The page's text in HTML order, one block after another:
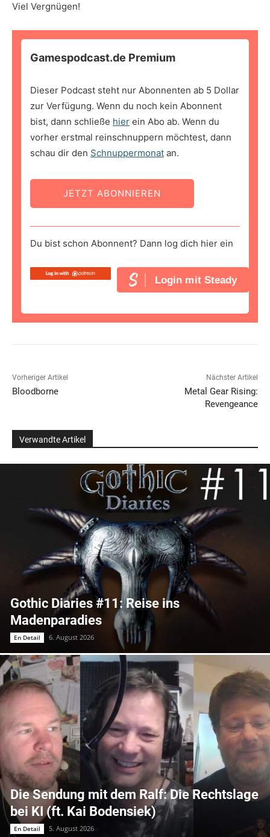
Viel Vergnügen!
Gamespodcast.de Premium
Dieser Podcast steht nur Abonnenten ab 5 Dollar
zur Verfügung. Wenn du noch kein Abonnent
bist, dann schließe hier ein Abo ab. Wenn du
vorher erstmal reinschnuppern möchtest, dann
schau dir den Schnuppermonat an.
JETZT ABONNIEREN
Du bist schon Abonnent? Dann log dich hier ein
Login mit Steady
Vorheriger Artikel
Bloodborne
Nächster Artikel
Metal Gear Rising:
Revengeance
Verwandte Artikel
Gothic Diaries #11: Reise ins
Madenparadies
En Detail 6. August 2026
Die Sendung mit dem Ralf: Die Rechtslage
bei KI (ft. Kai Bodensiek)
En Detail 5. August 2026